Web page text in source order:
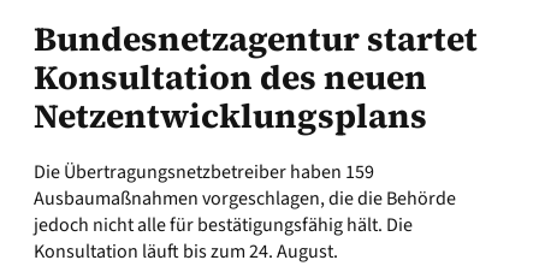
Bundesnetzagentur startet
Konsultation des neuen
Netzentwicklungsplans
Die Übertragungsnetzbetreiber haben 159
Ausbaumaßnahmen vorgeschlagen, die die Behörde
jedoch nicht alle für bestätigungsfähig hält. Die
Konsultation läuft bis zum 24. August.